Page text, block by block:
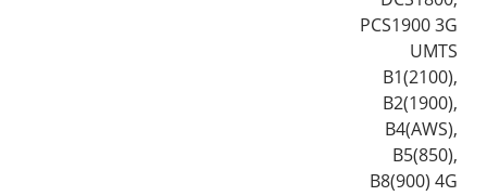
PCS1900 3G
UMTS
B1(2100),
B2(1900),
B4(AWS),
B5(850),
B8(900) 4G